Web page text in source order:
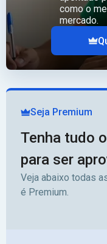
como o
mercado.
Seja Premium
Tenha tudo
para ser
Veja abaixo todas
é Premium.